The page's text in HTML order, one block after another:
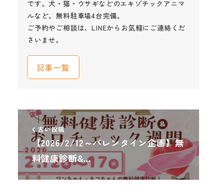
です。犬・猫・ウサギなどのエキゾチックアニマ
ルなど。無料駐車場4台完備。
ご予約やご相談は、LINEからお気軽にご連絡くだ
さいませ。
記事一覧
古い投稿
【2026/2/12～バレンタイン企画】無
料健康診断&…